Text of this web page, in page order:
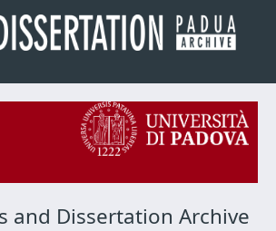
and Dissertation Archive